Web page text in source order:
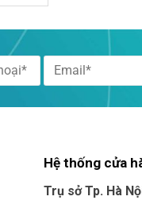
Hệ thống cửa
Trụ sở Tp. Hà